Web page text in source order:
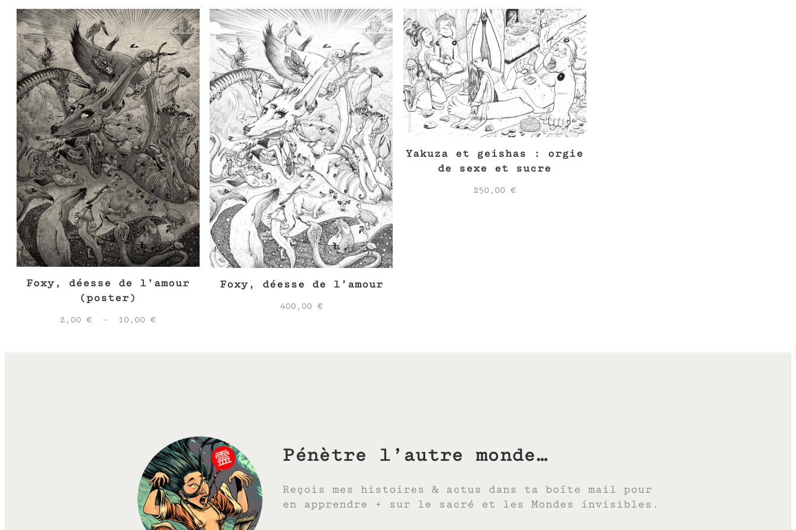
Foxy, déesse de l’amour
(poster)
2,00€ – 10,00€
Foxy, déesse de l’amour
400,00 €
Yakuza et geishas : orgie
de sexe et sucre
250,00€
Pénètre l’autre monde…
Reçois mes histoires & actus dans ta boîte mail pour
en apprendre + sur le sacré et les Mondes invisibles.